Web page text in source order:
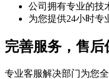
公司拥有专业的技
为您提供24小时专
完善服务，售后
专业客服解决部门为您